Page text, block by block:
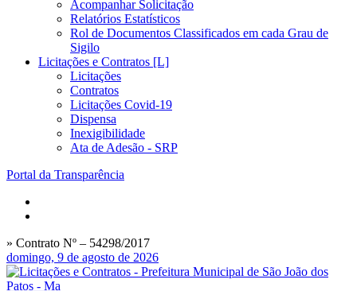
Acompanhar Solicitação
Relatórios Estatísticos
Rol de Documentos Classificados em cada Grau de
Sigilo
Licitações e Contratos [L]
Licitações
Contratos
Licitações Covid-19
Dispensa
Inexigibilidade
Ata de Adesão - SRP
Portal da Transparência
» Contrato Nº – 54298/2017
domingo, 9 de agosto de 2026